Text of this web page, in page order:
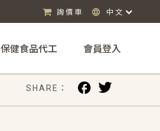
詢價車 中文
保健食品代工 會員登入
SHARE：